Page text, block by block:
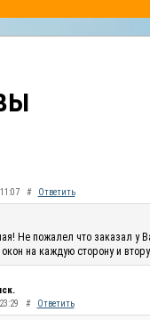
# Ответить
Не пожалел что заказал у
на каждую сторону и
# Ответить